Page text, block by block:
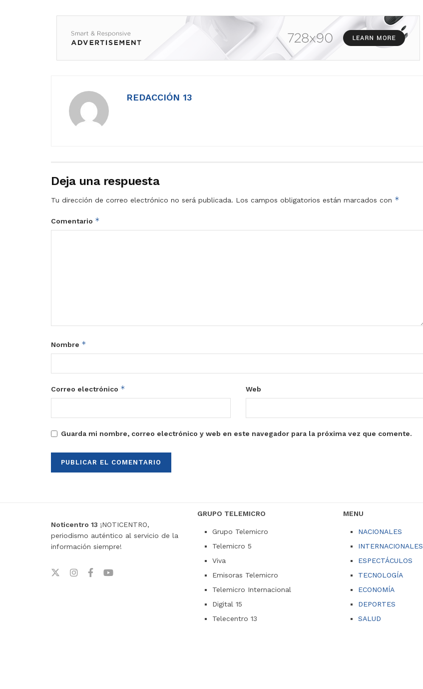
REDACCIÓN 13
Deja una respuesta
Tu dirección de correo electrónico no será publicada. Los campos obligatorios están marcados con *
Comentario *
Nombre *
Correo electrónico * Web
Guarda mi nombre, correo electrónico y web en este navegador para la próxima vez que comente.
Noticentro 13 ¡NOTICENTRO,
periodismo auténtico al servicio de la
información siempre!
GRUPO TELEMICRO
Grupo Telemicro
Telemicro 5
Viva
Emisoras Telemicro
Telemicro Internacional
Digital 15
Telecentro 13
MENU
NACIONALES
INTERNACIONALES
ESPECTÁCULOS
TECNOLOGÍA
ECONOMÍA
DEPORTES
SALUD